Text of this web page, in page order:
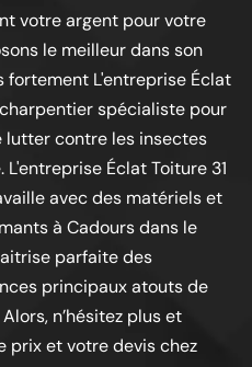
votre argent pour votre
le meilleur dans son
fortement L'entreprise Éclat
spécialiste pour
contre les insectes
Éclat Toiture 31
avec des matériels et
à Cadours dans le
parfaite des
principaux atouts de
n’hésitez plus et
prix et votre devis chez